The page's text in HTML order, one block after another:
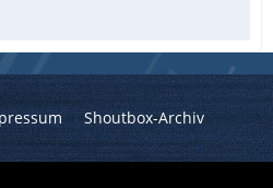
Shoutbox-Archiv